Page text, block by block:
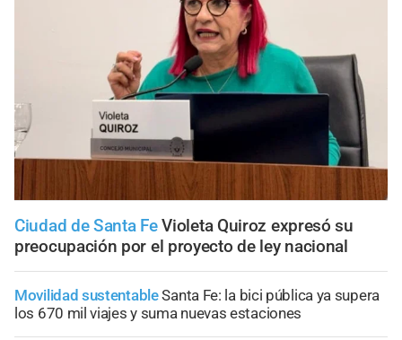
Ciudad de Santa Fe Violeta Quiroz expresó su
preocupación por el proyecto de ley nacional
Movilidad sustentableSanta Fe: la bici pública ya supera
los 670 mil viajes y suma nuevas estaciones